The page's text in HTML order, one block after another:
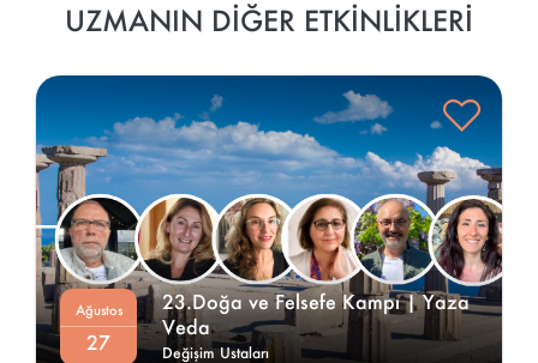
UZMANIN DIĞER ETKINLIKLERI
23.Doğa ve Felsefe Kampı | Yaza
Veda
Ağustos
27 Değişim Ustaları